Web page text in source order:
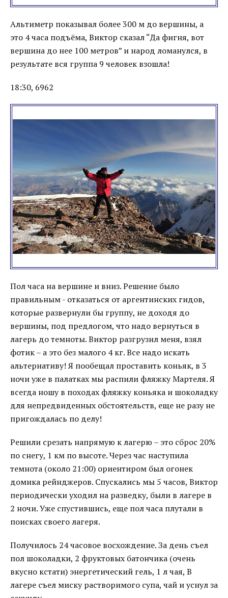
Альтиметр показывал более 300 м до вершины, а
это 4 часа подъёма, Виктор сказал “Да фигня, вот
вершина до нее 100 метров” и народ ломанулся, в
результате вся группа 9 человек взошла!
18:30, 6962
Пол часа на вершине и вниз. Решение было
правильным - отказаться от аргентинских гидов,
которые развернули бы группу, не доходя до
вершины, под предлогом, что надо вернуться в
лагерь до темноты. Виктор разгрузил меня, взял
фотик – а это без малого 4 кг. Все надо искать
альтернативу! Я пообещал проставить коньяк, в 3
ночи уже в палатках мы распили фляжку Мартеля. Я
всегда ношу в походах фляжку коньяка и шоколадку
для непредвиденных обстоятельств, еще не разу не
пригождалась по делу!
Решили срезать напрямую к лагерю – это сброс 20%
по снегу, 1 км по высоте. Через час наступила
темнота (около 21:00) ориентиром был огонек
домика рейнджеров. Спускались мы 5 часов, Виктор
периодически уходил на разведку, были в лагере в
2 ночи. Уже спустившись, еще пол часа плутали в
поисках своего лагеря.
Получилось 24 часовое восхождение. За день съел
пол шоколадки, 2 фруктовых батончика (очень
вкусно кстати) энергетический гель, 1 л чая, В
лагере съел миску растворимого супа, чай и уснул за